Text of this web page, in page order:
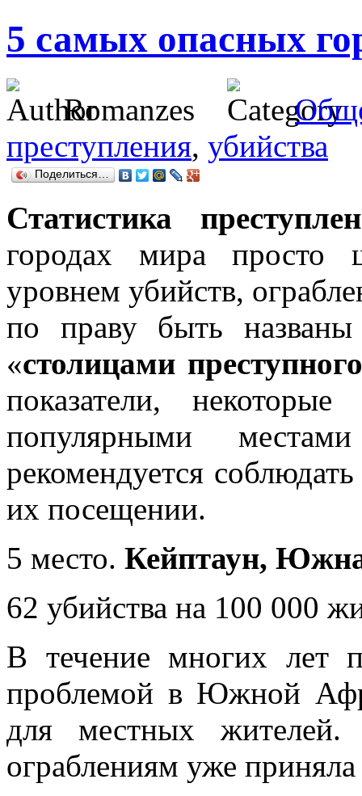
5 самых опасных
Romanzes
преступления, убийства
Поделиться…
Статистика
городах мира просто
уровнем убийств,
по праву быть
«столицами
показатели,
популярными
рекомендуется
их посещении.
5 место. Кейптаун,
62 убийства на 100 000
В течение многих лет
проблемой в Южной
для местных жителей.
ограблениям уже